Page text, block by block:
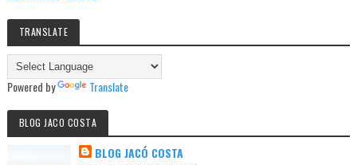
TRANSLATE
Powered by Translate
BLOG JACO COSTA
BLOG JACÓ COSTA